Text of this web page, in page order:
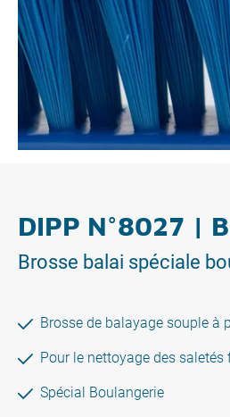
DIPP N°8027 |
Brosse balai spéciale
Brosse de balayage souple à
Pour le nettoyage des
Spécial Boulangerie